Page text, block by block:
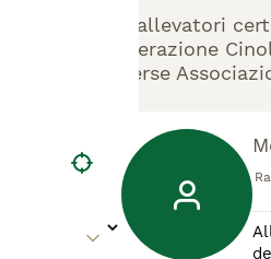
Gli allevatori
Federazione
diverse